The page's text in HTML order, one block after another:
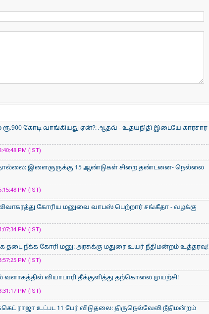
ரூ.900 கோடி வாங்கியது ஏன்?: ஆதவ் - உதயநிதி இடையே காரசார
PM (IST)
தொல்லை: இளைஞருக்கு 15 ஆண்டுகள் சிறை தண்டனை- நெல்லை
PM (IST)
கோரிய மனுவை வாபஸ் பெற்றார் சங்கீதா - வழக்கு
PM (IST)
நீக்க கோரி மனு: அரசுக்கு மதுரை உயர் நீதிமன்றம் உத்தரவு!
PM (IST)
வளாகத்தில் வியாபாரி தீக்குளித்து தற்கொலை முயற்சி!
PM (IST)
ராஜா உட்பட 11 பேர் விடுதலை: திருநெல்வேலி நீதிமன்றம்